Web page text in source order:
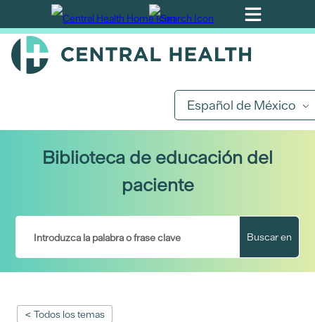
Ir
al
contenido
Español de México
Biblioteca de educación del
paciente
Buscar en
< Todos los temas